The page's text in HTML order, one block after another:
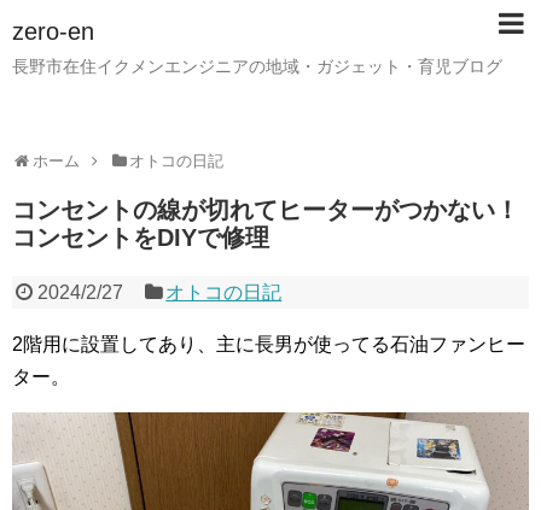
zero-en
長野市在住イクメンエンジニアの地域・ガジェット・育児ブログ
ホーム オトコの日記
コンセントの線が切れてヒーターがつかない！
コンセントをDIYで修理
2024/2/27 オトコの日記
2階用に設置してあり、主に長男が使ってる石油ファンヒー
ター。